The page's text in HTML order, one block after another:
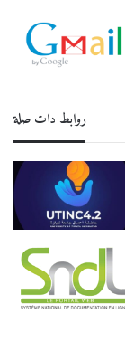
روابط دات صلة